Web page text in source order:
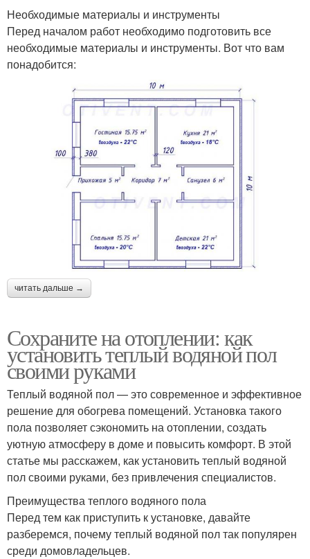
Необходимые материалы и инструменты
Перед началом работ необходимо подготовить все
необходимые материалы и инструменты. Вот что вам
понадобится:
читать дальше →
Сохраните на отоплении: как
установить теплый водяной пол
своими руками
Теплый водяной пол — это современное и эффективное
решение для обогрева помещений. Установка такого
пола позволяет сэкономить на отоплении, создать
уютную атмосферу в доме и повысить комфорт. В этой
статье мы расскажем, как установить теплый водяной
пол своими руками, без привлечения специалистов.
Преимущества теплого водяного пола
Перед тем как приступить к установке, давайте
разберемся, почему теплый водяной пол так популярен
среди домовладельцев.